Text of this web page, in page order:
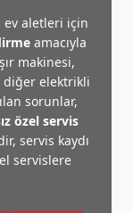
ev aletleri için
amacıyla
makinesi,
diğer elektrikli
sorunlar,
özel servis
servis kaydı
servislere